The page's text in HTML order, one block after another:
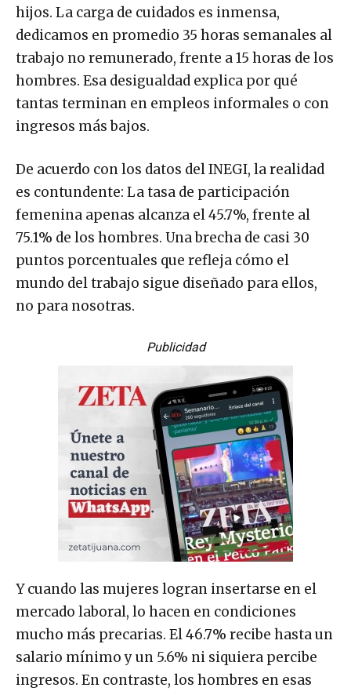
hijos. La carga de cuidados es inmensa,
dedicamos en promedio 35 horas semanales al
trabajo no remunerado, frente a 15 horas de los
hombres. Esa desigualdad explica por qué
tantas terminan en empleos informales o con
ingresos más bajos.
De acuerdo con los datos del INEGI, la realidad
es contundente: La tasa de participación
femenina apenas alcanza el 45.7%, frente al
75.1% de los hombres. Una brecha de casi 30
puntos porcentuales que refleja cómo el
mundo del trabajo sigue diseñado para ellos,
no para nosotras.
Publicidad
Y cuando las mujeres logran insertarse en el
mercado laboral, lo hacen en condiciones
mucho más precarias. El 46.7% recibe hasta un
salario mínimo y un 5.6% ni siquiera percibe
ingresos. En contraste, los hombres en esas